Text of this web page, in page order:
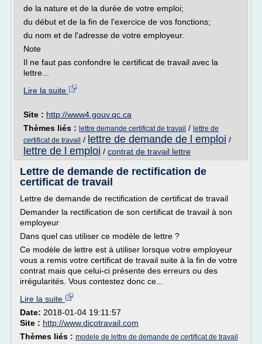
de la nature et de la durée de votre emploi;
du début et de la fin de l'exercice de vos fonctions;
du nom et de l'adresse de votre employeur.
Note
Il ne faut pas confondre le certificat de travail avec la
lettre...
Lire la suite
Site : http://www4.gouv.qc.ca
Thèmes liés : lettre demande certificat de travail / lettre de
certificat de travail / lettre de demande de l emploi /
lettre de l emploi / contrat de travail lettre
Lettre de demande de rectification de
certificat de travail
Lettre de demande de rectification de certificat de travail
Demander la rectification de son certificat de travail à son
employeur
Dans quel cas utiliser ce modèle de lettre ?
Ce modèle de lettre est à utiliser lorsque votre employeur
vous a remis votre certificat de travail suite à la fin de votre
contrat mais que celui-ci présente des erreurs ou des
irrégularités. Vous contestez donc ce...
Lire la suite
Date: 2018-01-04 19:11:57
Site : http://www.dicotravail.com
Thèmes liés : modele de lettre de demande de certificat de travail